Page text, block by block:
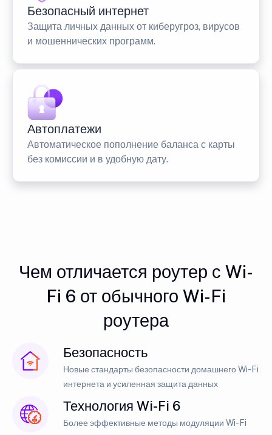
Безопасный интернет
Защита личных данных от киберугроз, вирусов
и мошеннических программ.
Автоплатежи
Автоматическое пополнение баланса с карты
без комиссии и в удобную дату.
Чем отличается роутер с Wi-
Fi 6 от обычного Wi-Fi
роутера
Безопасность
Новые стандарты безопасности домашнего Wi-Fi
интернета и усиленная защита данных
Технология Wi-Fi 6
Более эффективные методы модуляции Wi-Fi